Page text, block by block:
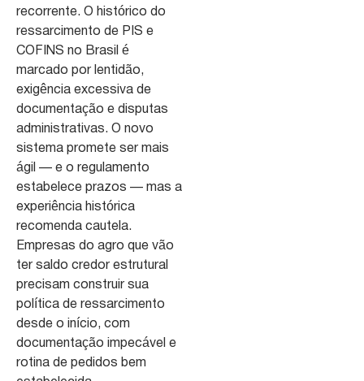
recorrente. O histórico do
ressarcimento de PIS e
COFINS no Brasil é
marcado por lentidão,
exigência excessiva de
documentação e disputas
administrativas. O novo
sistema promete ser mais
ágil — e o regulamento
estabelece prazos — mas a
experiência histórica
recomenda cautela.
Empresas do agro que vão
ter saldo credor estrutural
precisam construir sua
política de ressarcimento
desde o início, com
documentação impecável e
rotina de pedidos bem